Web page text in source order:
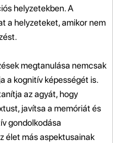
helyzetekben. A
a helyzeteket, amikor nem
megtanulása nemcsak
a kognitív képességét is.
az agyát, hogy
javítsa a memóriát és
gondolkodása
élet más aspektusainak